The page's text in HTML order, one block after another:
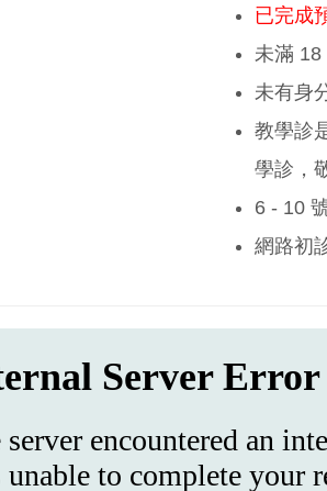
已完成
未滿 18
未有身
教學診
學診，
6 - 10
網路初